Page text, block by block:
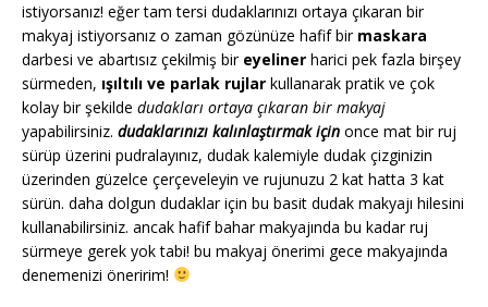
istiyorsanız! eğer tam tersi dudaklarınızı ortaya çıkaran bir
makyaj istiyorsanız o zaman gözünüze hafif bir maskara
darbesi ve abartısız çekilmiş bir eyeliner harici pek fazla birşey
sürmeden, ışıltılı ve parlak rujlar kullanarak pratik ve çok
kolay bir şekilde dudakları ortaya çıkaran bir makyaj
yapabilirsiniz. dudaklarınızı kalınlaştırmak için once mat bir ruj
sürüp üzerini pudralayınız, dudak kalemiyle dudak çizginizin
üzerinden güzelce çerçeveleyin ve rujunuzu 2 kat hatta 3 kat
sürün. daha dolgun dudaklar için bu basit dudak makyajı hilesini
kullanabilirsiniz. ancak hafif bahar makyajında bu kadar ruj
sürmeye gerek yok tabi! bu makyaj önerimi gece makyajında
denemenizi öneririm!